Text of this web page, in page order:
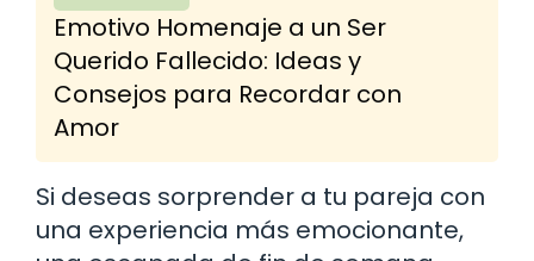
Emotivo Homenaje a un Ser
Querido Fallecido: Ideas y
Consejos para Recordar con
Amor
Si deseas sorprender a tu pareja con
una experiencia más emocionante,